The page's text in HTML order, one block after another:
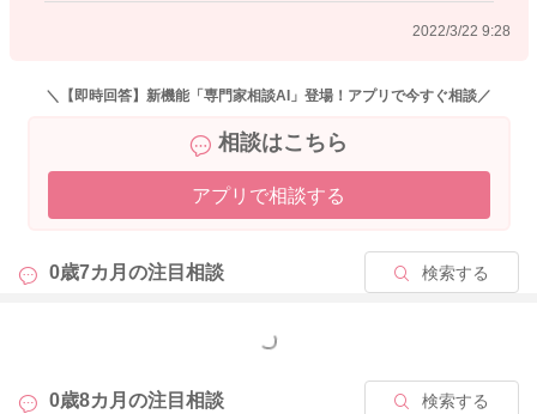
用し、厚着や掛け物をたくさん使用しない、赤ちゃんの前で喫
など、他のリスク因子を避けていく工夫をしていただければい
にご使用になっていらっしゃるということでしたら、あまりご
心配はないと思いますので、それほど頻回にチェックしてうつ
伏せ寝を都度治していただかなくてもいいように思いますよ。
2022/3/22 9:28
＼【即時回答】新機能「専門家相談AI」登場！アプリで今すぐ相談／
相談はこちら
アプリで相談する
0歳7カ月の注目相談 検索する
もっと見る
0歳8カ月の注目相談 検索する